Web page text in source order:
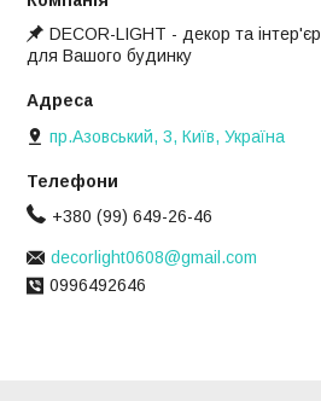
DECOR-LIGHT - декор та інтер'єр
для Вашого будинку
пр.Азовський, 3, Київ, Україна
+380 (99) 649-26-46
decorlight0608@gmail.com
0996492646